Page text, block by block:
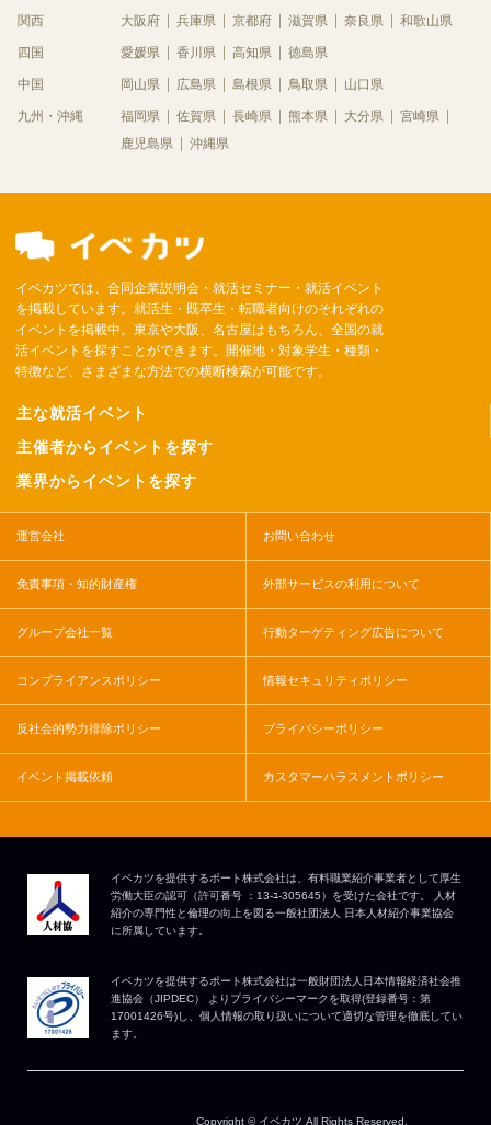
関西 大阪府 兵庫県 京都府 滋賀県 奈良県 和歌山県
四国 愛媛県 香川県 高知県 徳島県
中国 岡山県 広島県 島根県 鳥取県 山口県
九州・沖縄 福岡県 佐賀県 長崎県 熊本県 大分県
宮崎県
鹿児島県
沖縄県
イベカツでは、合同企業説明会・就活セミナー・就活イベント
を掲載しています。就活生・既卒生・転職者向けのそれぞれの
イベントを掲載中。東京や大阪、名古屋はもちろん、全国の就
活イベントを探すことができます。開催地・対象学生・種類・
特徴など、さまざまな方法での横断検索が可能です。
主な就活イベント
主催者からイベントを探す
業界からイベントを探す
運営会社 お問い合わせ
免責事項・知的財産権 外部サービスの利用について
グループ会社一覧 行動ターゲティング広告について
コンプライアンスポリシー 情報セキュリティポリシー
反社会的勢力排除ポリシー プライバシーポリシー
イベント掲載依頼 カスタマーハラスメントポリシー